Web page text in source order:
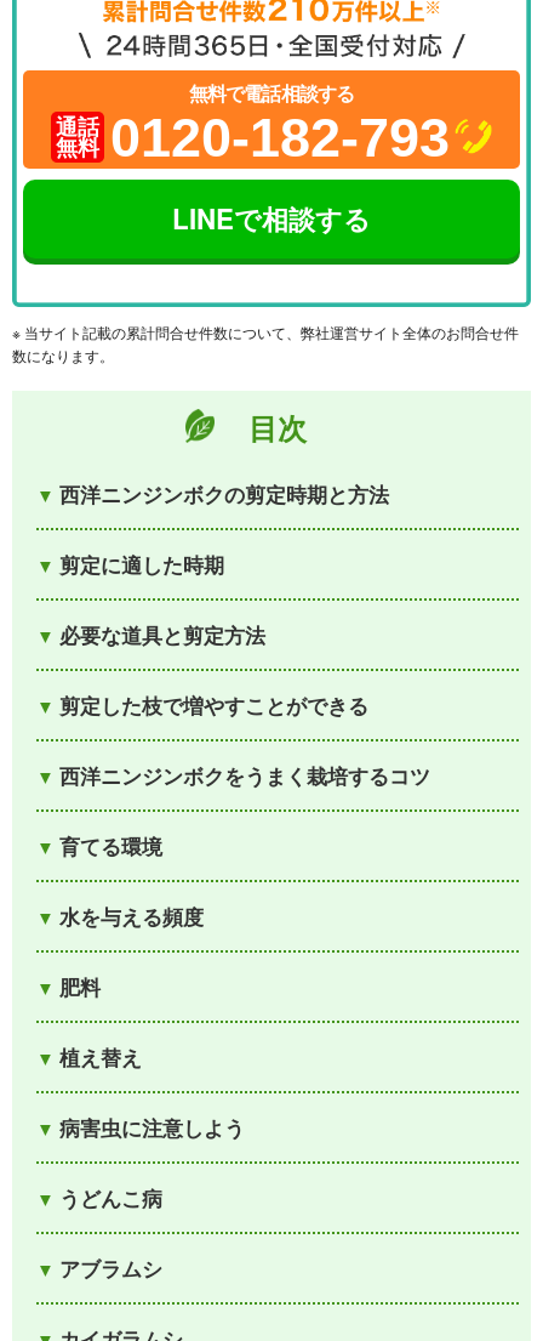
無料で電話相談する
通話
無料 0120-182-793
LINEで相談する
※ 当サイト記載の累計問合せ件数について、弊社運営サイト全体のお問合せ件
数になります。
目次
西洋ニンジンボクの剪定時期と方法
剪定に適した時期
必要な道具と剪定方法
剪定した枝で増やすことができる
西洋ニンジンボクをうまく栽培するコツ
育てる環境
水を与える頻度
肥料
植え替え
病害虫に注意しよう
うどんこ病
アブラムシ